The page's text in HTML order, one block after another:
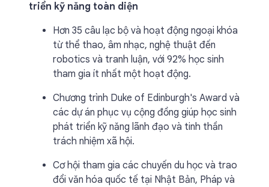
triển kỹ năng toàn diện
Hơn 35 câu lạc bộ và hoạt động ngoại khóa
từ thể thao, âm nhạc, nghệ thuật đến
robotics và tranh luận, với 92% học sinh
tham gia ít nhất một hoạt động.
Chương trình Duke of Edinburgh's Award và
các dự án phục vụ cộng đồng giúp học sinh
phát triển kỹ năng lãnh đạo và tinh thần
trách nhiệm xã hội.
Cơ hội tham gia các chuyến du học và trao
đổi văn hóa quốc tế tại Nhật Bản, Pháp và